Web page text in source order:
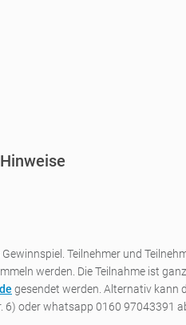
Hinweise
Teilnehmer und
werden. Die Teilnahme ist
gesendet werden. Alternativ kann
oder whatsapp 0160 97043391